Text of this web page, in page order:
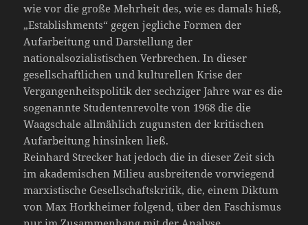
wie vor die große Mehrheit des, wie es damals hieß,
„Establishments“ gegen jegliche Formen der
Aufarbeitung und Darstellung der
nationalsozialistischen Verbrechen. In dieser
gesellschaftlichen und kulturellen Krise der
Vergangenheitspolitik der sechziger Jahre war es die
sogenannte Studentenrevolte von 1968 die die
Waagschale allmählich zugunsten der kritischen
Aufarbeitung hinsinken ließ.
Reinhard Strecker hat jedoch die in dieser Zeit sich
im akademischen Milieu ausbreitende vorwiegend
marxistische Gesellschaftskritik, die, einem Diktum
von Max Horkheimer folgend, über den Faschismus